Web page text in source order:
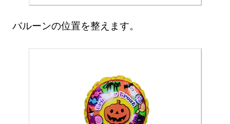
バルーンの位置を整えます。